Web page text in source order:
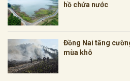
hồ chứa nước
Đồng Nai tăng
mùa khô